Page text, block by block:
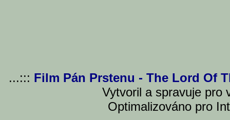
...::: Film Pán Prstenu - The Lord Of
Vytvoril a spravuje pro
Optimalizováno pro